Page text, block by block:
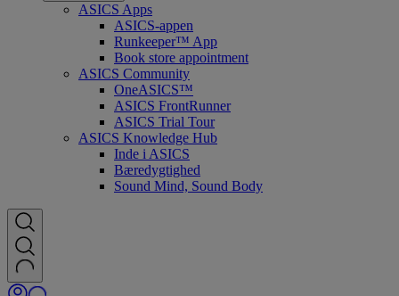
ASICS Apps
ASICS-appen
Runkeeper™ App
Book store appointment
ASICS Community
OneASICS™
ASICS FrontRunner
ASICS Trial Tour
ASICS Knowledge Hub
Inde i ASICS
Bæredygtighed
Sound Mind, Sound Body